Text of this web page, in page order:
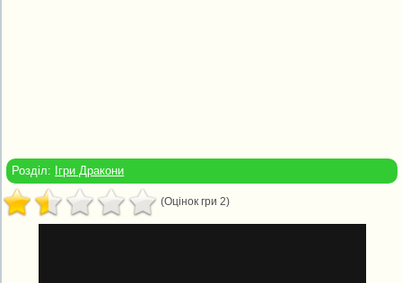
Розділ: Ігри Дракони
(Оцінок гри 2)